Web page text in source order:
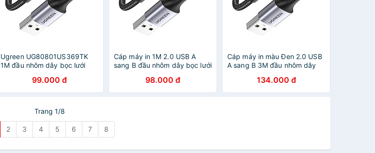
Ugreen UG80801US369TK
1M đầu nhôm dây bọc lưới
Đen 2.0 USB A sang B - HÀNG
CHÍNH HÃNG
99.000 đ
Cáp máy in 1M 2.0 USB A
sang B đầu nhôm dây bọc lưới
80801 US369 Hàng chính
hãng
98.000 đ
Cáp máy in màu Đen 2.0 USB
A sang B 3M đầu nhôm dây
80804 US369 Hàng chính
hãng
134.000 đ
Trang 1/8
2 3 4 5 6 7 8